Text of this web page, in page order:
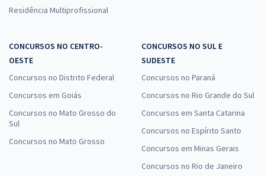
Residência Multiprofissional
CONCURSOS NO CENTRO-
OESTE
Concursos no Distrito Federal
Concursos em Goiás
Concursos no Mato Grosso do
Sul
Concursos no Mato Grosso
CONCURSOS NO SUL E
SUDESTE
Concursos no Paraná
Concursos no Rio Grande do Sul
Concursos em Santa Catarina
Concursos no Espírito Santo
Concursos em Minas Gerais
Concursos no Rio de Janeiro